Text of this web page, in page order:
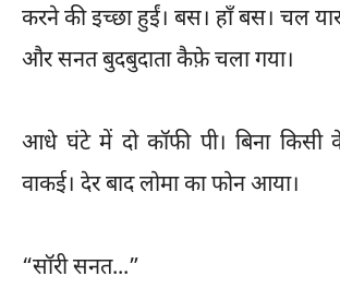
करने की इच्छा हुईं। बस। हाँ बस। चल
और सनत बुदबुदाता कैफ़े चला गया।
आधे घंटे में दो कॉफी पी। बिना किसी
वाकई। देर बाद लोमा का फोन आया।
“सॉरी सनत...”